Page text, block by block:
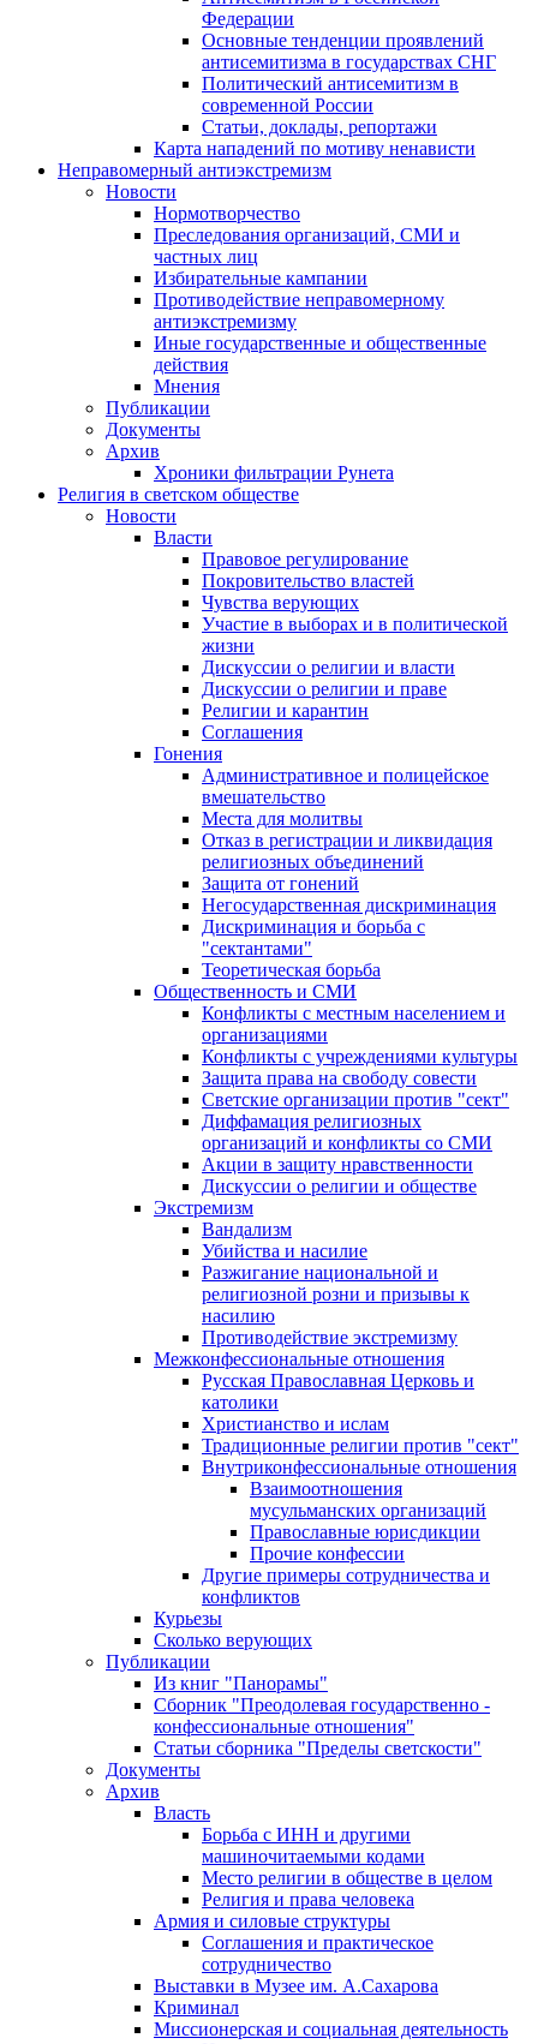
Федерации
Основные тенденции проявлений
антисемитизма в государствах СНГ
Политический антисемитизм в
современной России
Статьи, доклады, репортажи
Карта нападений по мотиву ненависти
Неправомерный антиэкстремизм
Новости
Нормотворчество
Преследования организаций, СМИ и
частных лиц
Избирательные кампании
Противодействие неправомерному
антиэкстремизму
Иные государственные и общественные
действия
Мнения
Публикации
Документы
Архив
Хроники фильтрации Рунета
Религия в светском обществе
Новости
Власти
Правовое регулирование
Покровительство властей
Чувства верующих
Участие в выборах и в политической
жизни
Дискуссии о религии и власти
Дискуссии о религии и праве
Религии и карантин
Соглашения
Гонения
Административное и полицейское
вмешательство
Места для молитвы
Отказ в регистрации и ликвидация
религиозных объединений
Защита от гонений
Негосударственная дискриминация
Дискриминация и борьба с
"сектантами"
Теоретическая борьба
Общественность и СМИ
Конфликты с местным населением и
организациями
Конфликты с учреждениями культуры
Защита права на свободу совести
Светские организации против "сект"
Диффамация религиозных
организаций и конфликты со СМИ
Акции в защиту нравственности
Дискуссии о религии и обществе
Экстремизм
Вандализм
Убийства и насилие
Разжигание национальной и
религиозной розни и призывы к
насилию
Противодействие экстремизму
Межконфессиональные отношения
Русская Православная Церковь и
католики
Христианство и ислам
Традиционные религии против "сект"
Внутриконфессиональные отношения
Взаимоотношения
мусульманских организаций
Православные юрисдикции
Прочие конфессии
Другие примеры сотрудничества и
конфликтов
Курьезы
Сколько верующих
Публикации
Из книг "Панорамы"
Сборник "Преодолевая государственно -
конфессиональные отношения"
Статьи сборника "Пределы светскости"
Документы
Архив
Власть
Борьба с ИНН и другими
машиночитаемыми кодами
Место религии в обществе в целом
Религия и права человека
Армия и силовые структуры
Соглашения и практическое
сотрудничество
Выставки в Музее им. А.Сахарова
Криминал
Миссионерская и социальная деятельность